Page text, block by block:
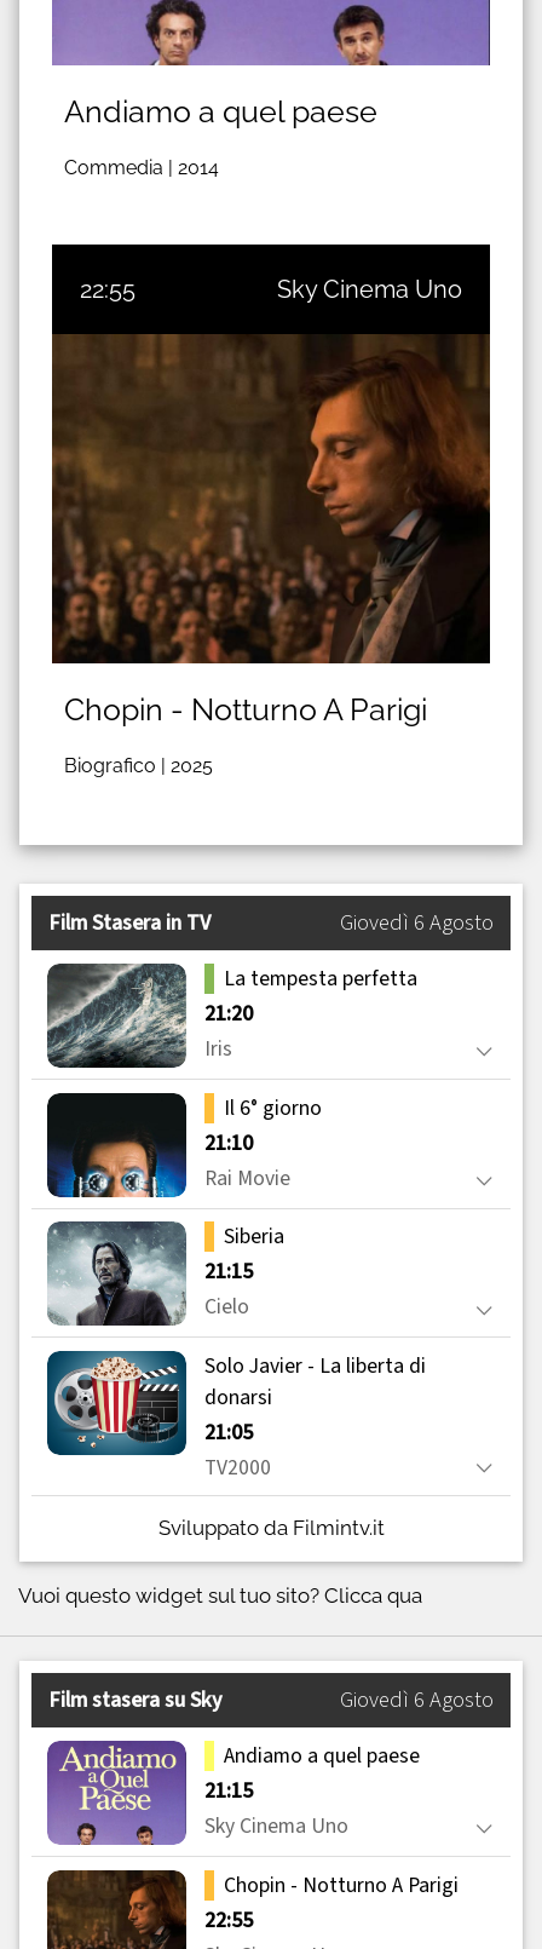
Andiamo a quel paese
Commedia | 2014
22:55 Sky Cinema Uno
Chopin - Notturno A Parigi
Biografico | 2025
Sviluppato da Filmintv.it
Vuoi questo widget sul tuo sito? Clicca qua